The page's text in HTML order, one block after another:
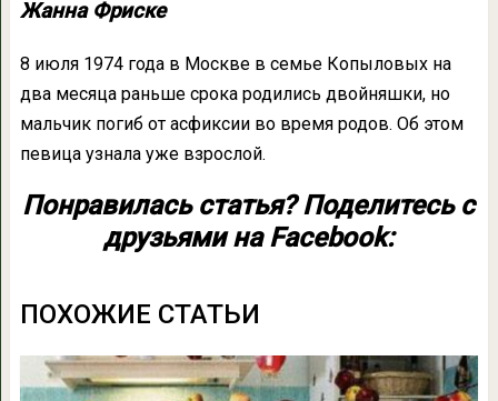
Жанна Фриске
8 июля 1974 года в Москве в семье Копыловых на
два месяца раньше срока родились двойняшки, но
мальчик погиб от асфиксии во время родов. Об этом
певица узнала уже взрослой.
Понравилась статья? Поделитесь с
друзьями на Facebook:
ПОХОЖИЕ СТАТЬИ